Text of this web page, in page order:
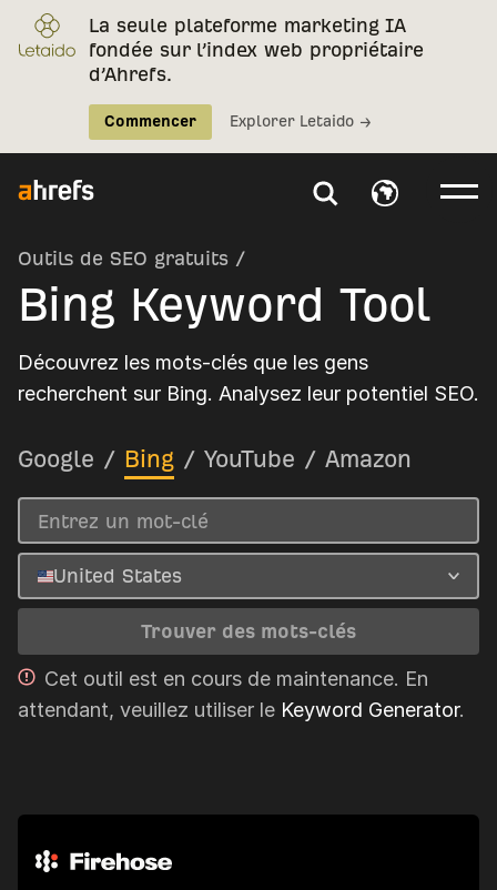
La seule plateforme marketing IA
fondée sur l’index web propriétaire
d’Ahrefs.
Commencer Explorer Letaido →
Outils de SEO gratuits /
Bing Keyword Tool
Découvrez les mots-clés que les gens
recherchent sur Bing. Analysez leur potentiel SEO.
Google / Bing / YouTube / Amazon
United States
Trouver des mots-clés
Cet outil est en cours de maintenance. En
attendant, veuillez utiliser le Keyword Generator.